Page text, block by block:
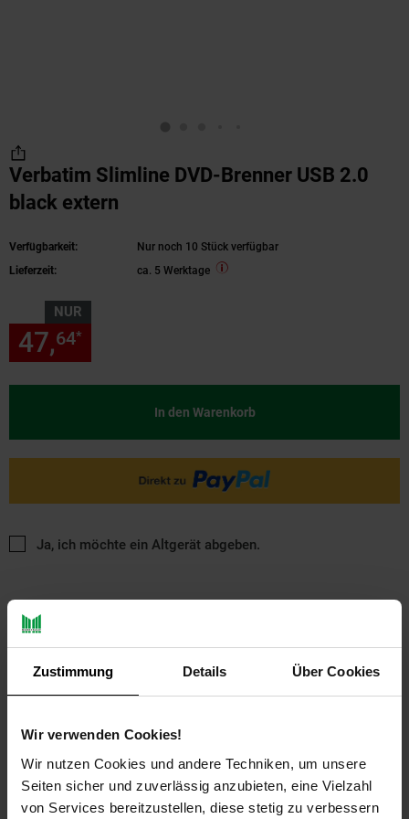
Zustimmung Details Über Cookies
Wir verwenden Cookies!
Wir nutzen Cookies und andere Techniken, um unsere
Seiten sicher und zuverlässig anzubieten, eine Vielzahl
von Services bereitzustellen, diese stetig zu verbessern
Verbatim Slimline DVD-Brenner USB 2.0
black extern
Verfügbarkeit:
Nur noch 10 Stück verfügbar
Lieferzeit:
ca. 5 Werktage
NUR
47,64*
In den Warenkorb
Ja, ich möchte ein Altgerät abgeben.
Basis°Punkte:
Extra°Punkte:
0